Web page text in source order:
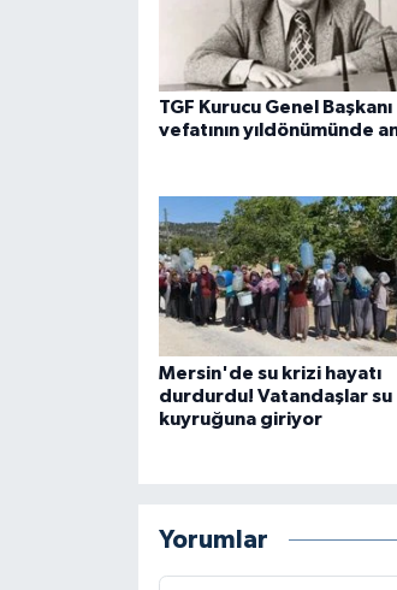
TGF Kurucu Genel Başkanı
vefatının yıldönümünde
Mersin'de su krizi hayatı
durdurdu! Vatandaşlar su
kuyruğuna giriyor
Yorumlar